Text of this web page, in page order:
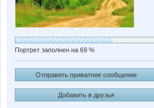
Портрет заполнен на 69 %
Отправить приватное сообщение
Добавить в друзья